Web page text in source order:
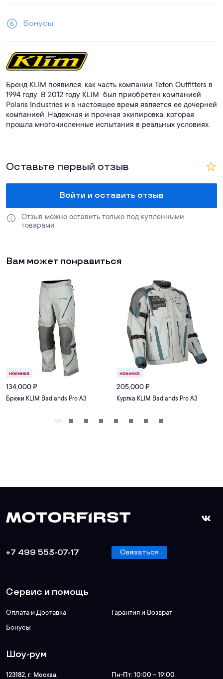
Бонусы
Бренд KLIM появился, как часть компании Teton Outfitters в
1994 году. В 2012 году KLIM был приобретен компанией
Polaris Industries и в настоящее время является ее дочерней
компанией. Надежная и прочная экипировка, которая
прошла многочисленные испытания в реальных условиях.
Оставьте первый отзыв
Войти и оставить отзыв
Отзыв можно оставить только под купленными
товарами
Вам может понравиться
новинка
134,000₽
Брюки KLIM Badlands Pro A3
новинка
205,000₽
Куртка KLIM Badlands Pro A3
+7 499 553-07-17 Связаться
Сервис и помощь
Оплата и Доставка
Гарантия и Возврат
Бонусы
Шоу-рум
123182, г. Москва, Пн-Пт: 10:00 – 19:00